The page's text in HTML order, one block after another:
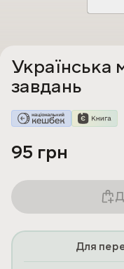
Українська
завдань
95 грн
Для